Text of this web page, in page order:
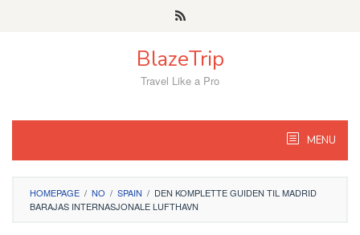
BlazeTrip
Travel Like a Pro
MENU
HOMEPAGE / NO / SPAIN / DEN KOMPLETTE GUIDEN TIL MADRID
BARAJAS INTERNASJONALE LUFTHAVN